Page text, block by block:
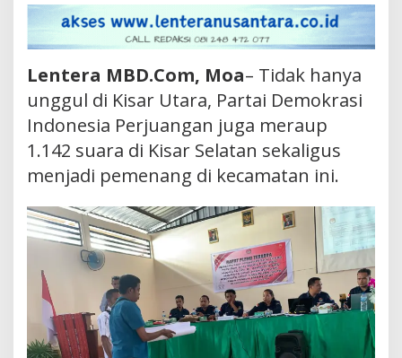
Lentera MBD.Com, Moa– Tidak hanya
unggul di Kisar Utara, Partai Demokrasi
Indonesia Perjuangan juga meraup
1.142 suara di Kisar Selatan sekaligus
menjadi pemenang di kecamatan ini.